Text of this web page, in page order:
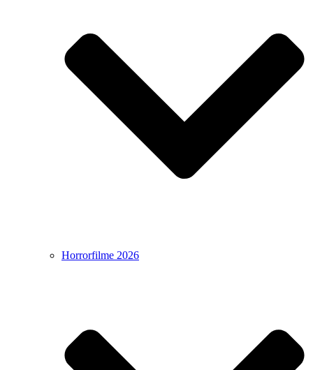
Horrorfilme 2026